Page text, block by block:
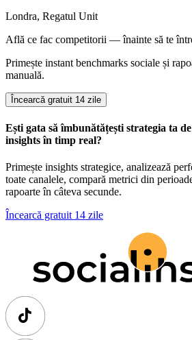
Londra, Regatul Unit
Află ce fac competitorii — înainte să te
Primește instant benchmarks sociale și
manuală.
Încearcă gratuit 14 zile
Ești gata să îmbunătățești strategia ta
insights în timp real?
Primește insights strategice, analizează
toate canalele, compară metrici din
rapoarte în câteva secunde.
Încearcă gratuit 14 zile